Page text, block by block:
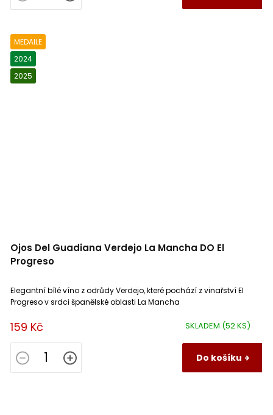
MEDAILE
2024
2025
Ojos Del Guadiana Verdejo La Mancha DO El
Progreso
SKLADEM (52 KS)
159 Kč
Do košíku
Elegantní bílé víno z odrůdy Verdejo, které pochází z vinařství El
Progreso v srdci španělské oblasti La Mancha